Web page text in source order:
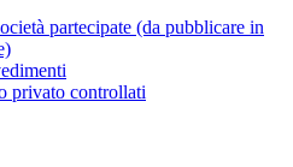
partecipate (da pubblicare in
privato controllati